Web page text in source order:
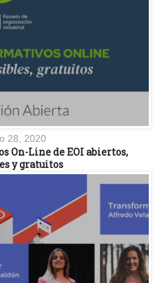
28, 2020
On-Line de EOI abiertos,
y gratuitos